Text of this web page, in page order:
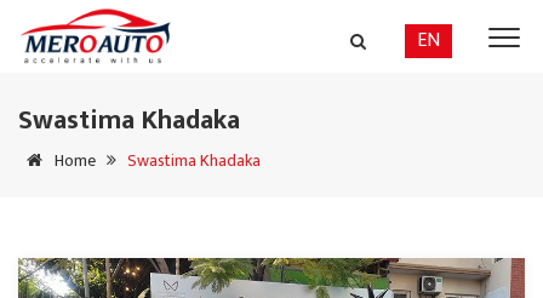
EN
Swastima Khadaka
Home Swastima Khadaka